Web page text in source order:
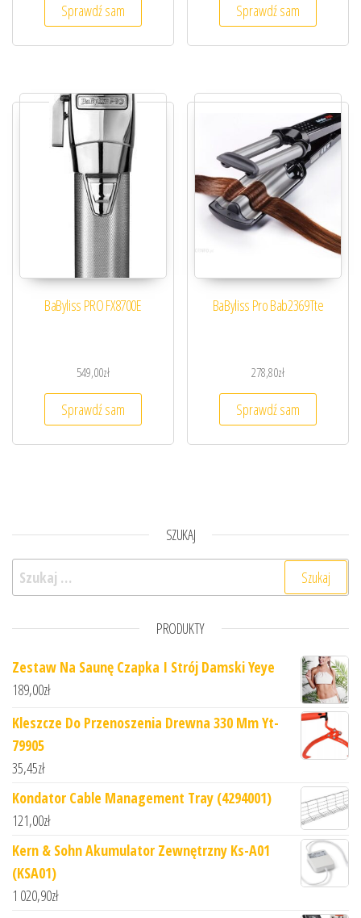
Sprawdź sam Sprawdź sam
BaByliss PRO FX8700E
549,00zł
Sprawdź sam
BaByliss Pro Bab2369Tte
278,80zł
Sprawdź sam
SZUKAJ
Szukaj:
PRODUKTY
Zestaw Na Saunę Czapka I Strój Damski Yeye
189,00zł
Kleszcze Do Przenoszenia Drewna 330 Mm Yt-
79905
35,45zł
Kondator Cable Management Tray (4294001)
121,00zł
Kern & Sohn Akumulator Zewnętrzny Ks-A01
(KSA01)
1 020,90zł